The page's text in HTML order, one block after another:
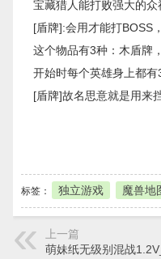
宝藏猎人能打败强大的众
[盾牌]:会用才能打BOSS
这个物品有3种：木盾牌
开始时每个英雄身上都有
[盾牌]故名思意就是用来
标签： 独立游戏 魔兽地
上一篇
萌妹纸无级别混战